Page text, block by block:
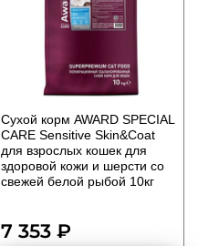
Сухой корм AWARD SPECIAL
CARE Sensitive Skin&Coat
для взрослых кошек для
здоровой кожи и шерсти со
свежей белой рыбой 10кг
7 353 ₽